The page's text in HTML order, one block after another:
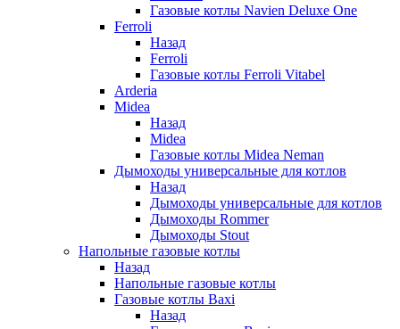
Газовые котлы Navien Deluxe One
Ferroli
Назад
Ferroli
Газовые котлы Ferroli Vitabel
Arderia
Midea
Назад
Midea
Газовые котлы Midea Neman
Дымоходы универсальные для котлов
Назад
Дымоходы универсальные для котлов
Дымоходы Rommer
Дымоходы Stout
Напольные газовые котлы
Назад
Напольные газовые котлы
Газовые котлы Baxi
Назад